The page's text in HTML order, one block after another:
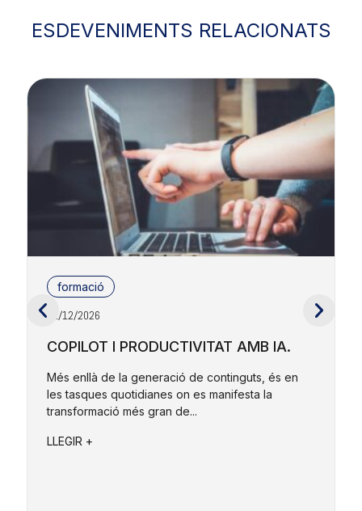
ESDEVENIMENTS RELACIONATS
formació
01/12/2026
COPILOT I PRODUCTIVITAT AMB IA.
Més enllà de la generació de continguts, és en
les tasques quotidianes on es manifesta la
transformació més gran de...
LLEGIR +